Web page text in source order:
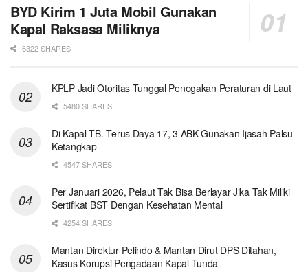
BYD Kirim 1 Juta Mobil Gunakan
Kapal Raksasa Miliknya
6322 SHARES
KPLP Jadi Otoritas Tunggal Penegakan Peraturan di Laut
5480 SHARES
Di Kapal TB. Terus Daya 17, 3 ABK Gunakan Ijasah Palsu
Ketangkap
4547 SHARES
Per Januari 2026, Pelaut Tak Bisa Berlayar Jika Tak Miliki
Sertifikat BST Dengan Kesehatan Mental
4254 SHARES
Mantan Direktur Pelindo & Mantan Dirut DPS Ditahan,
Kasus Korupsi Pengadaan Kapal Tunda